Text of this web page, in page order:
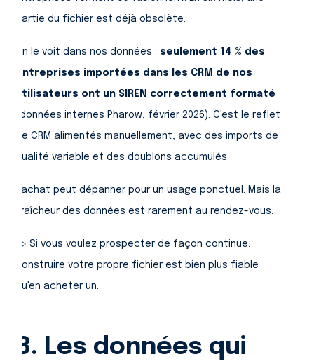
partie du fichier est déjà obsolète.
On le voit dans nos données : seulement 14 % des
entreprises importées dans les CRM de nos
utilisateurs ont un SIREN correctement formaté
(données internes Pharow, février 2026). C'est le reflet
de CRM alimentés manuellement, avec des imports de
qualité variable et des doublons accumulés.
L'achat peut dépanner pour un usage ponctuel. Mais la
fraîcheur des données est rarement au rendez-vous.
=> Si vous voulez prospecter de façon continue,
construire votre propre fichier est bien plus fiable
qu'en acheter un.
3. Les données qui